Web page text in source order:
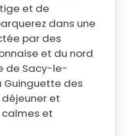
et de
dans une
par des
et du nord
de Sacy-le-
Guinguette des
déjeuner et
et